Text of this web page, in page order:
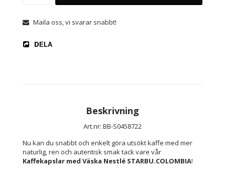
Maila oss, vi svarar snabbt!
DELA
Beskrivning
Art.nr: BB-S0458722
Nu kan du snabbt och enkelt göra utsökt kaffe med mer
Kaffekapslar med Väska Nestlé STARBU.COLOMBIA!